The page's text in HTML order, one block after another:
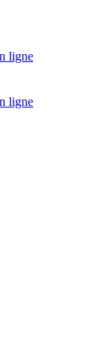
ligne
ligne